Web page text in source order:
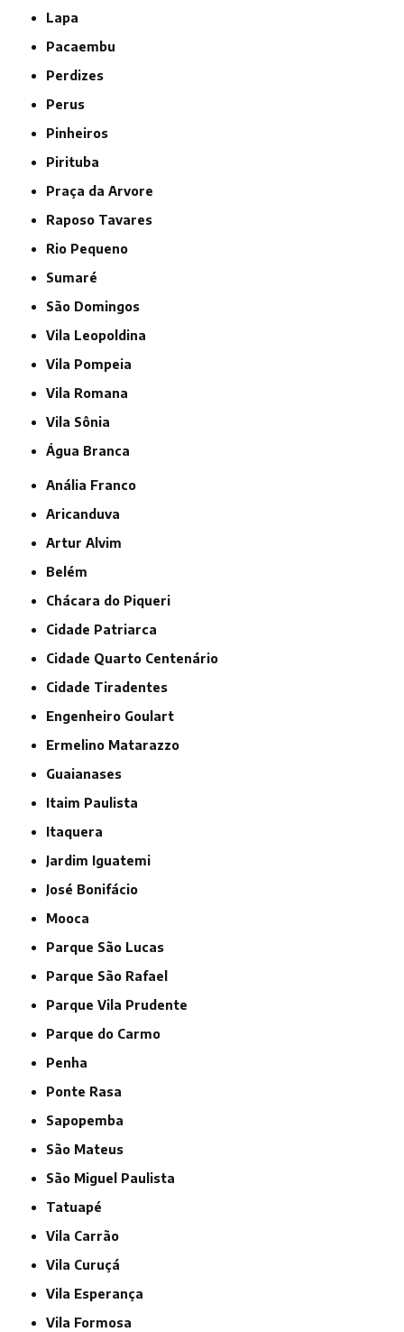
Lapa
Pacaembu
Perdizes
Perus
Pinheiros
Pirituba
Praça da Arvore
Raposo Tavares
Rio Pequeno
Sumaré
São Domingos
Vila Leopoldina
Vila Pompeia
Vila Romana
Vila Sônia
Água Branca
Anália Franco
Aricanduva
Artur Alvim
Belém
Chácara do Piqueri
Cidade Patriarca
Cidade Quarto Centenário
Cidade Tiradentes
Engenheiro Goulart
Ermelino Matarazzo
Guaianases
Itaim Paulista
Itaquera
Jardim Iguatemi
José Bonifácio
Mooca
Parque São Lucas
Parque São Rafael
Parque Vila Prudente
Parque do Carmo
Penha
Ponte Rasa
Sapopemba
São Mateus
São Miguel Paulista
Tatuapé
Vila Carrão
Vila Curuçá
Vila Esperança
Vila Formosa